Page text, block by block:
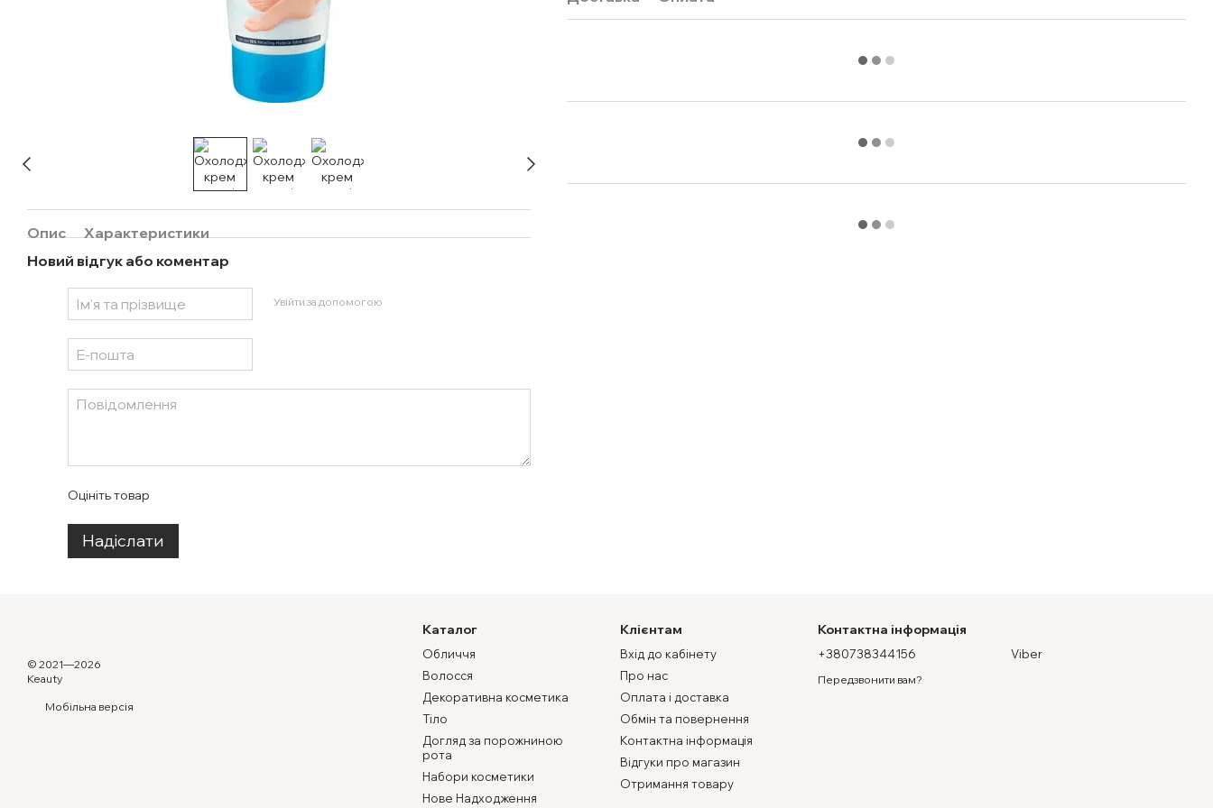
Опис
Характеристики
Новий відгук або коментар
Увійти за допомогою
Оцініть товар
Надіслати
© 2021—2026
Keauty
Мобільна версія
Каталог
Обличчя
Волосся
Декоративна косметика
Тіло
Догляд за порожниною
рота
Набори косметики
Нове Надходження
Клієнтам
Вхід до кабінету
Про нас
Оплата і доставка
Обмін та повернення
Контактна інформація
Відгуки про магазин
Отримання товару
Контактна інформація
+380738344156
Передзвонити вам?
Viber